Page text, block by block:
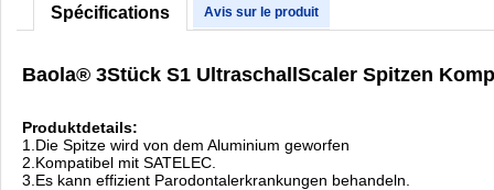
Spécifications Avis sur le produit
Baola® 3Stück S1 UltraschallScaler Spitzen
Produktdetails:
1.Die Spitze wird von dem Aluminium geworfen
2.Kompatibel mit SATELEC.
3.Es kann effizient Parodontalerkrankungen behandeln.